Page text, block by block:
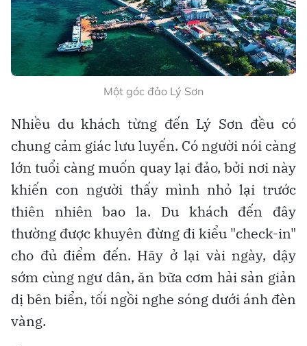
Một góc đảo Lý Sơn
Nhiều du khách từng đến Lý Sơn đều có
chung cảm giác lưu luyến. Có người nói càng
lớn tuổi càng muốn quay lại đảo, bởi nơi này
khiến con người thấy mình nhỏ lại trước
thiên nhiên bao la. Du khách đến đây
thường được khuyên đừng đi kiểu "check-in"
cho đủ điểm đến. Hãy ở lại vài ngày, dậy
sớm cùng ngư dân, ăn bữa cơm hải sản giản
dị bên biển, tối ngồi nghe sóng dưới ánh đèn
vàng.